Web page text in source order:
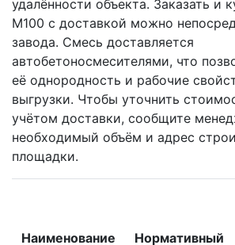
удалённости объекта. Заказать и
М100 с доставкой можно
завода. Смесь доставляется
автобетоносмесителями, что
её однородность и рабочие
выгрузки. Чтобы уточнить
учётом доставки, сообщите
необходимый объём и адрес
площадки.
Наименование Нормативный